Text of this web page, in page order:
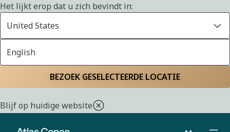
Het lijkt erop dat u zich bevindt in:
United States
English
BEZOEK GESELECTEERDE LOCATIE
Blijf op huidige website